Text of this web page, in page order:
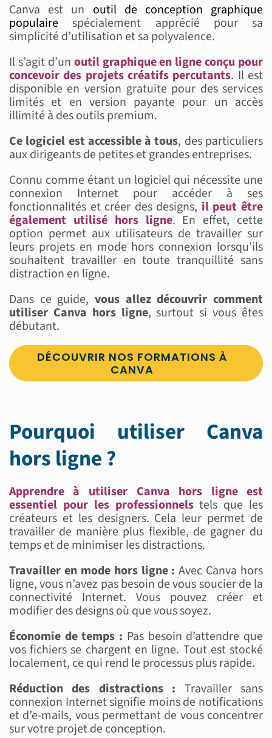
Canva est un outil de conception graphique
populairespécialement apprécié pour sa
simplicité d’utilisation et sa polyvalence.
Il s’agit d’un outil graphique en ligne conçu pour
concevoir des projets créatifs percutants. Il est
disponible en version gratuite pour des services
limités et en version payante pour un accès
illimité à des outils premium.
Ce logiciel est accessible à tous, des particuliers
aux dirigeants de petites et grandes entreprises.
Connu comme étant un logiciel qui nécessite une
connexion Internet pour accéder à ses
fonctionnalités et créer des designs, il peut être
également utilisé hors ligne. En effet, cette
option permet aux utilisateurs de travailler sur
leurs projets en mode hors connexion lorsqu’ils
souhaitent travailler en toute tranquillité sans
distraction en ligne.
Dans ce guide, vous allez découvrir comment
utiliser Canva hors ligne, surtout si vous êtes
débutant.
DÉCOUVRIR NOS FORMATIONS À
CANVA
Pourquoi utiliser Canva
hors ligne ?
Apprendre à utiliser Canva hors ligne est
essentiel pour les professionnelstels que les
créateurs et les designers. Cela leur permet de
travailler de manière plus flexible, de gagner du
temps et de minimiser les distractions.
Travailler en mode hors ligne : Avec Canva hors
ligne, vous n’avez pas besoin de vous soucier de la
connectivité Internet. Vous pouvez créer et
modifier des designs où que vous soyez.
Économie de temps : Pas besoin d’attendre que
vos fichiers se chargent en ligne. Tout est stocké
localement, ce qui rend le processus plus rapide.
Réduction des distractions : Travailler sans
connexion Internet signifie moins de notifications
et d’e-mails, vous permettant de vous concentrer
sur votre projet de conception.